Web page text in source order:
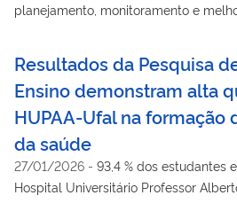
planejamento, monitoramento e
Resultados da Pesquisa
Ensino demonstram alta
HUPAA-Ufal na formação
da saúde
27/01/2026 - 93,4 % dos estudantes
Hospital Universitário Professor